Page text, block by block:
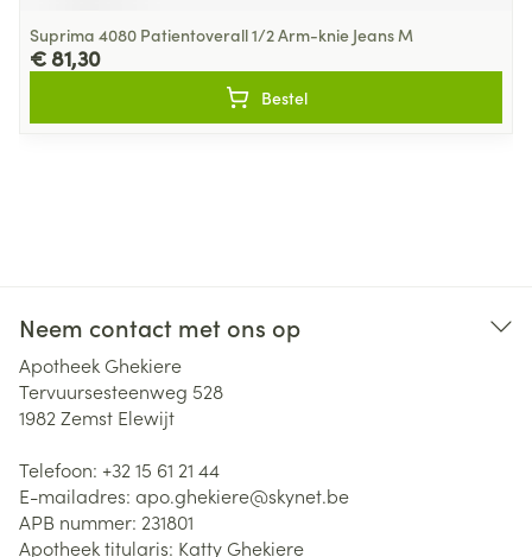
Suprima 4080 Patientoverall 1/2 Arm-knie Jeans M
€ 81,30
Bestel
Neem contact met ons op
Apotheek Ghekiere
Tervuursesteenweg 528
1982 Zemst Elewijt
Telefoon: +32 15 61 21 44
E-mailadres: apo.ghekiere@skynet.be
APB nummer: 231801
Apotheek titularis: Katty Ghekiere